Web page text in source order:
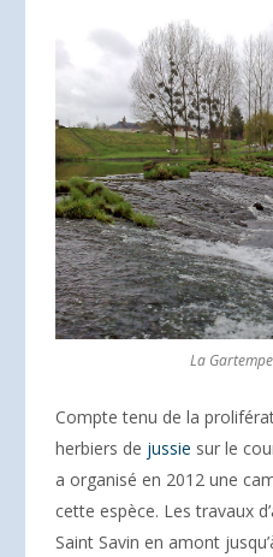
La
Compte tenu de la
herbiers de jussie sur le
a organisé en 2012 une
cette espèce. Les travaux
Saint Savin en amont